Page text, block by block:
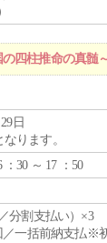
四柱推命の真髄
日
ります。
：30 ～ 17 ：50
分割支払い）×3
／一括前納支払※